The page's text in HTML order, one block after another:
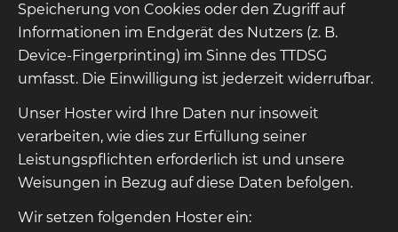
Speicherung von Cookies oder den Zugriff auf
Informationen im Endgerät des Nutzers (z. B.
Device-Fingerprinting) im Sinne des TTDSG
umfasst. Die Einwilligung ist jederzeit widerrufbar.
Unser Hoster wird Ihre Daten nur insoweit
verarbeiten, wie dies zur Erfüllung seiner
Leistungspflichten erforderlich ist und unsere
Weisungen in Bezug auf diese Daten befolgen.
Wir setzen folgenden Hoster ein: